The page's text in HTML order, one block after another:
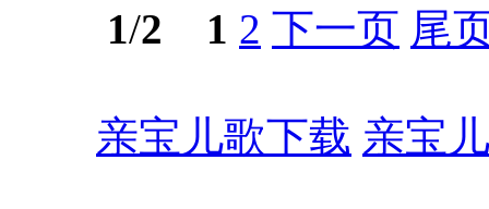
1/2 1 2 下一页 尾
亲宝儿歌下载 亲宝